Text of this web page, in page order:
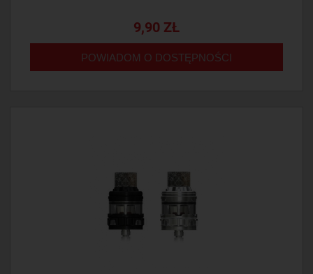
9,90 ZŁ
POWIADOM O DOSTĘPNOŚCI